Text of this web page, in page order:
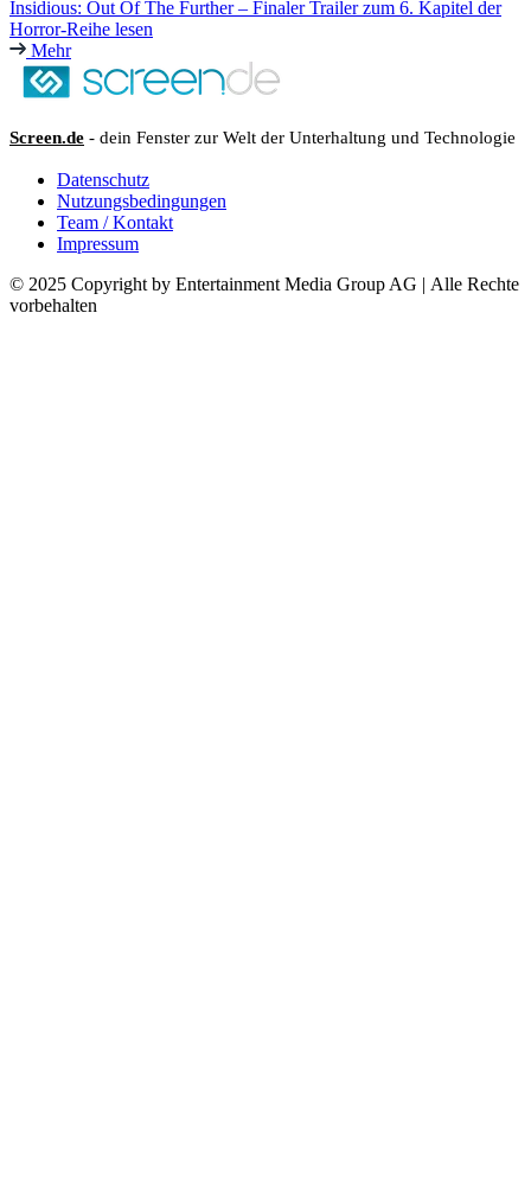
Insidious: Out Of The Further – Finaler Trailer zum 6. Kapitel der
Horror-Reihe lesen
Mehr
Screen.de - dein Fenster zur Welt der Unterhaltung und Technologie
Datenschutz
Nutzungsbedingungen
Team / Kontakt
Impressum
© 2025 Copyright by Entertainment Media Group AG | Alle Rechte
vorbehalten